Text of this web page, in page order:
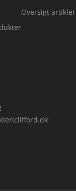
Oversigt artikler